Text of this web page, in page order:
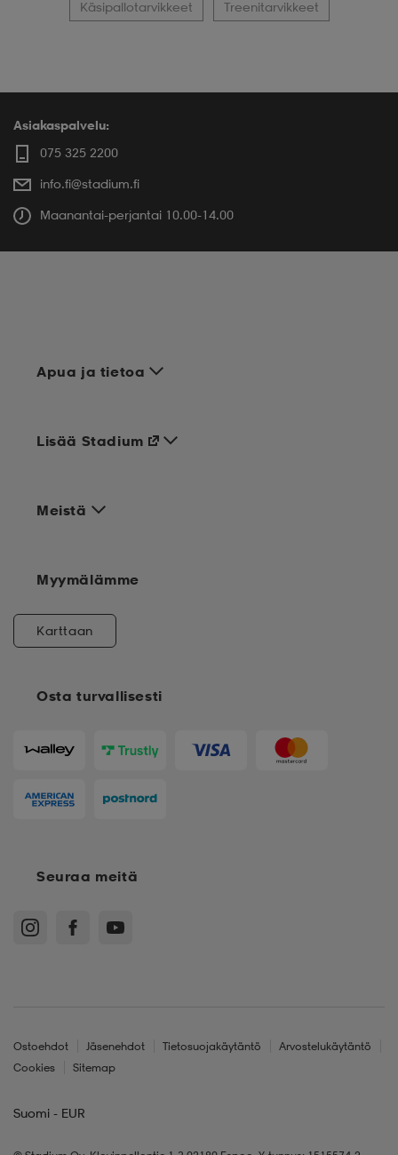
Käsipallotarvikkeet Treenitarvikkeet
Asiakaspalvelu:
075 325 2200
info.fi@stadium.fi
Maanantai-perjantai 10.00-14.00
Apua ja tietoa
Meistä
Osta turvallisesti
Lisää Stadium
Myymälämme
Karttaan
Seuraa meitä
Ostoehdot Jäsenehdot Tietosuojakäytäntö
Arvostelukäytäntö
Cookies
Sitemap
Suomi - EUR